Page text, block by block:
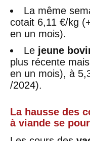
La même
cotait 6,11 €/kg
en un mois).
Le jeune
plus récente
en un mois), à
/2024).
La hausse des
à viande se